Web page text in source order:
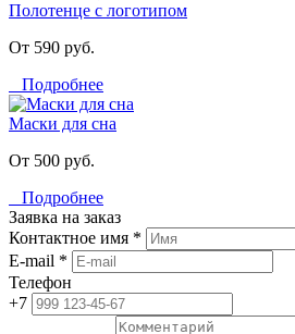
Полотенце с логотипом
От 590 руб.
Подробнее
Маски для сна
От 500 руб.
Подробнее
Заявка на заказ
Контактное имя *
E-mail *
Телефон
+7